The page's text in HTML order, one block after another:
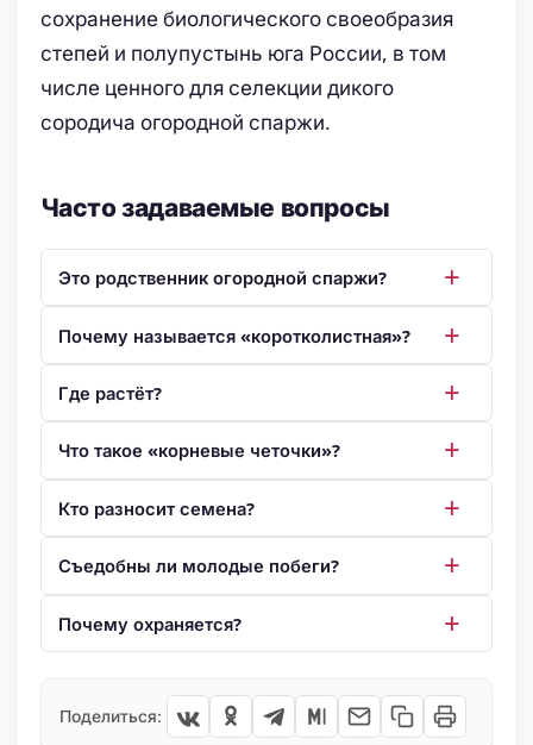
сохранение биологического своеобразия
степей и полупустынь юга России, в том
числе ценного для селекции дикого
сородича огородной спаржи.
Часто задаваемые вопросы
Это родственник огородной спаржи?
Почему называется «коротколистная»?
Где растёт?
Что такое «корневые четочки»?
Кто разносит семена?
Съедобны ли молодые побеги?
Почему охраняется?
Поделиться: